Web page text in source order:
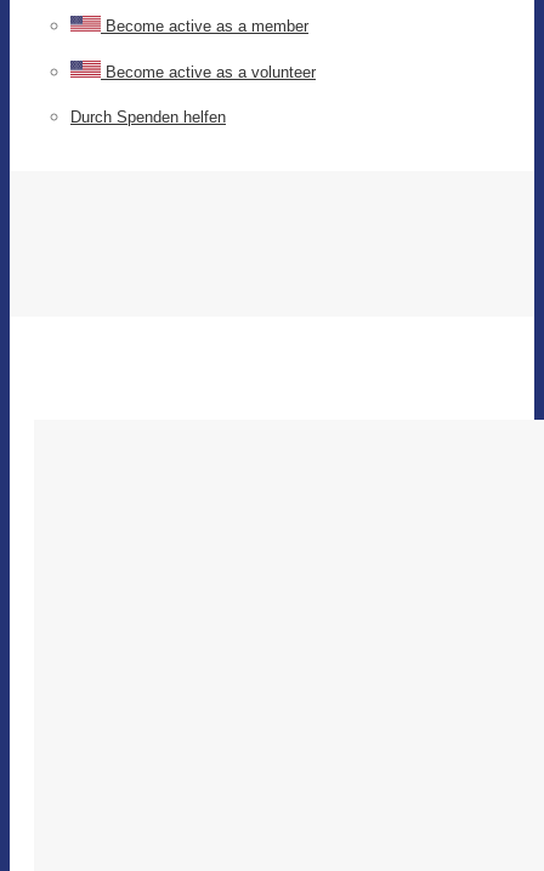
Become active as a member
Become active as a volunteer
Durch Spenden helfen